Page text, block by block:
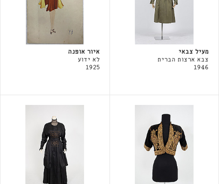
מעיל צבאי
צבא ארצות הברית
1946
איור אופנה
לא ידוע
1925